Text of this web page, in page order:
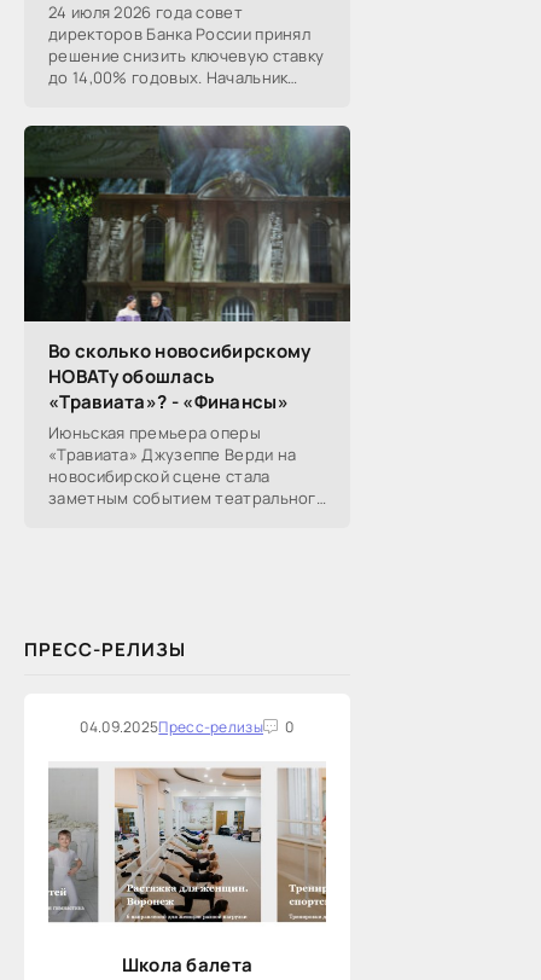
24 июля 2026 года совет
директоров Банка России принял
решение снизить ключевую ставку
до 14,00% годовых. Начальник
Николай Морев
прокомментировал...
Во сколько новосибирскому
НОВАТу обошлась
«Травиата»? - «Финансы»
Июньская премьера оперы
«Травиата» Джузеппе Верди на
новосибирской сцене стала
заметным событием театрального
ПРЕСС-РЕЛИЗЫ
04.09.2025Пресс-релизы 0
Школа балета